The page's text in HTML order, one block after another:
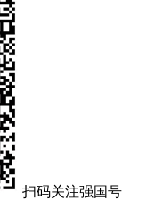
扫码关注强国号